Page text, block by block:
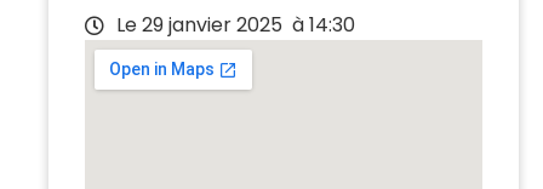
Le 29 janvier 2025 à 14:30